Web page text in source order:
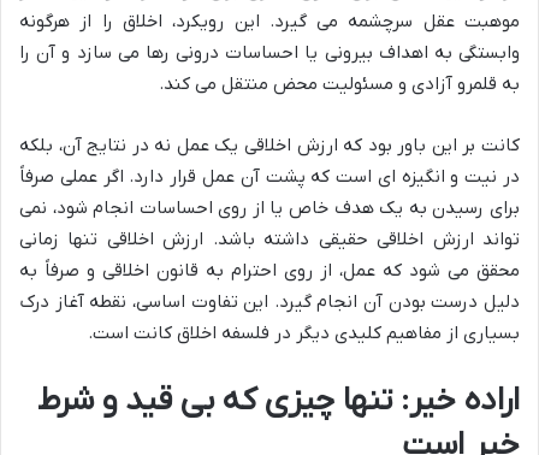
موهبت عقل سرچشمه می گیرد. این رویکرد، اخلاق را از هرگونه
وابستگی به اهداف بیرونی یا احساسات درونی رها می سازد و آن را
به قلمرو آزادی و مسئولیت محض منتقل می کند.
کانت بر این باور بود که ارزش اخلاقی یک عمل نه در نتایج آن، بلکه
در نیت و انگیزه ای است که پشت آن عمل قرار دارد. اگر عملی صرفاً
برای رسیدن به یک هدف خاص یا از روی احساسات انجام شود، نمی
تواند ارزش اخلاقی حقیقی داشته باشد. ارزش اخلاقی تنها زمانی
محقق می شود که عمل، از روی احترام به قانون اخلاقی و صرفاً به
دلیل درست بودن آن انجام گیرد. این تفاوت اساسی، نقطه آغاز درک
بسیاری از مفاهیم کلیدی دیگر در فلسفه اخلاق کانت است.
اراده خیر: تنها چیزی که بی قید و شرط
خیر است